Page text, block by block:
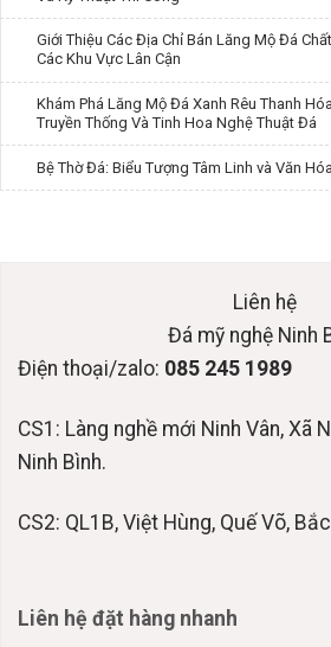
Giới Thiệu Các Địa Chỉ Bán Lăng Mộ Đá
Các Khu Vực Lân Cận
Khám Phá Lăng Mộ Đá Xanh Rêu Thanh
Truyền Thống Và Tinh Hoa Nghệ Thuật Đá
Bệ Thờ Đá: Biểu Tượng Tâm Linh và Văn
Liên hệ
Đá mỹ nghệ Ninh
Điện thoại/zalo: 085 245 1989
CS1: Làng nghề mới Ninh Vân, Xã
Ninh Bình.
CS2: QL1B, Việt Hùng, Quế Võ,
Liên hệ đặt hàng nhanh